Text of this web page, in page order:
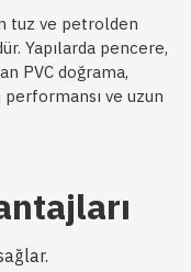
tuz ve petrolden
Yapılarda pencere,
PVC doğrama,
performansı ve uzun